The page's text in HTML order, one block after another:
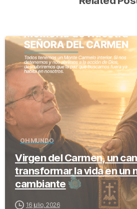
OH MUNDO
Virgen del Carmen, un
transformar la vida en un
cambiante
16 julio, 2026